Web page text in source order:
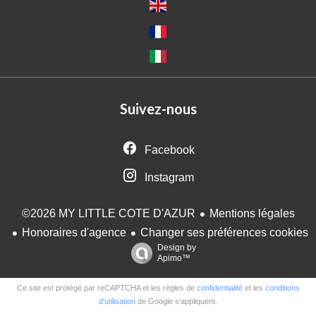
Suivez-nous
Facebook
Instagram
©2026 MY LITTLE COTE D'AZUR
Mentions légales
Honoraires d'agence
Changer ses préférences cookies
Design by
Apimo™
Ce site est protégé par reCAPTCHA et les règles de confidentialitéet les conditions
d'utilisation de Google s'appliquent.